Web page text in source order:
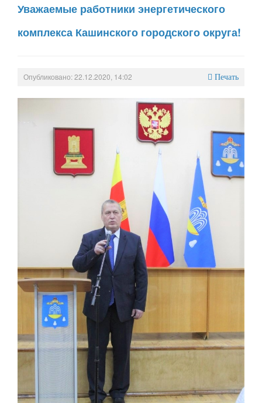
Уважаемые работники энергетического
комплекса Кашинского городского округа!
Опубликовано: 22.12.2020, 14:02 Печать